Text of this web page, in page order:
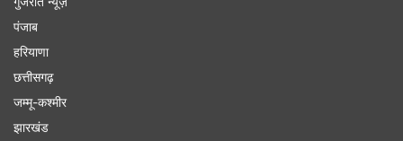
अधिक मासिक शिवरात्रि 2026 महासंयोग
पंजाब
हरियाणा
छत्तीसगढ़
जम्मू-कश्मीर
झारखंड